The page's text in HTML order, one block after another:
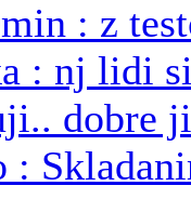
: z
: nj lidi
dobre
: